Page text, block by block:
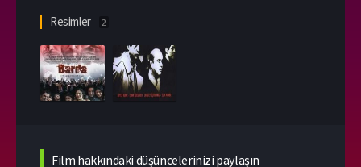
Resimler 2
Film hakkındaki düşüncelerinizi paylaşın